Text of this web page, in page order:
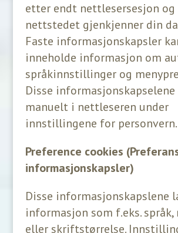
etter endt nettlesersesjon
nettstedet gjenkjenner din
Faste informasjonskapsler
inneholde informasjon om
språkinnstillinger og
Disse
manuelt i nettleseren under
innstillingene for personvern.
Preference cookies
informasjonskapsler)
Disse informasjonskapslene
informasjon som f.eks.
eller skriftstørrelse.